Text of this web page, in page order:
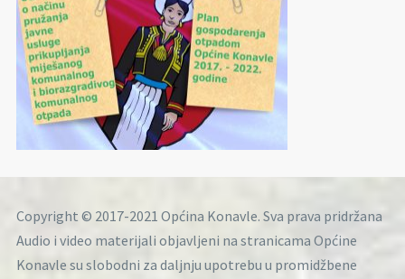
Copyright © 2017-2021 Općina Konavle. Sva prava pridržana
Audio i video materijali objavljeni na stranicama Općine
Konavle su slobodni za daljnju upotrebu u promidžbene